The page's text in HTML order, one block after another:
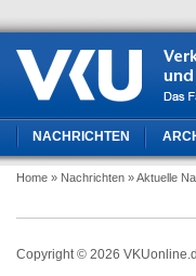
NACHRICHTEN
Home » Nachrichten » Aktuelle
Copyright © 2026